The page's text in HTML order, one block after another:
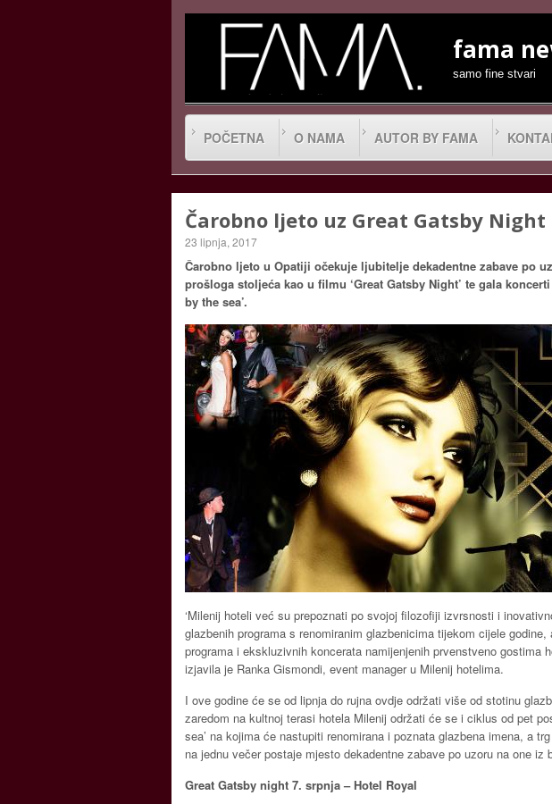
fama
samo fine stvari
POČETNA O NAMA AUTOR BY FAMA
Čarobno ljeto uz Great Gatsby
23 lipnja, 2017
Čarobno ljeto u Opatiji očekuje ljubitelje dekadentne zabave po
prošloga stoljeća kao u filmu ‘Great Gatsby Night’ te gala
by the sea’.
‘Milenij hoteli već su prepoznati po svojoj filozofiji izvrsnosti i
glazbenih programa s renomiranim glazbenicima tijekom cijele
programa i ekskluzivnih koncerata namijenjenih prvenstveno gostima
izjavila je Ranka Gismondi, event manager u Milenij hotelima.
I ove godine će se od lipnja do rujna ovdje održati više od stotinu
zaredom na kultnoj terasi hotela Milenij održati će se i ciklus od pet
sea’ na kojima će nastupiti renomirana i poznata glazbena imena, a
na jednu večer postaje mjesto dekadentne zabave po uzoru na one iz
Great Gatsby night 7. srpnja – Hotel Royal